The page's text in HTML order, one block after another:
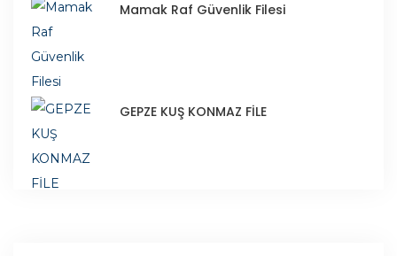
Mamak Raf Güvenlik Filesi
GEPZE KUŞ KONMAZ FİLE